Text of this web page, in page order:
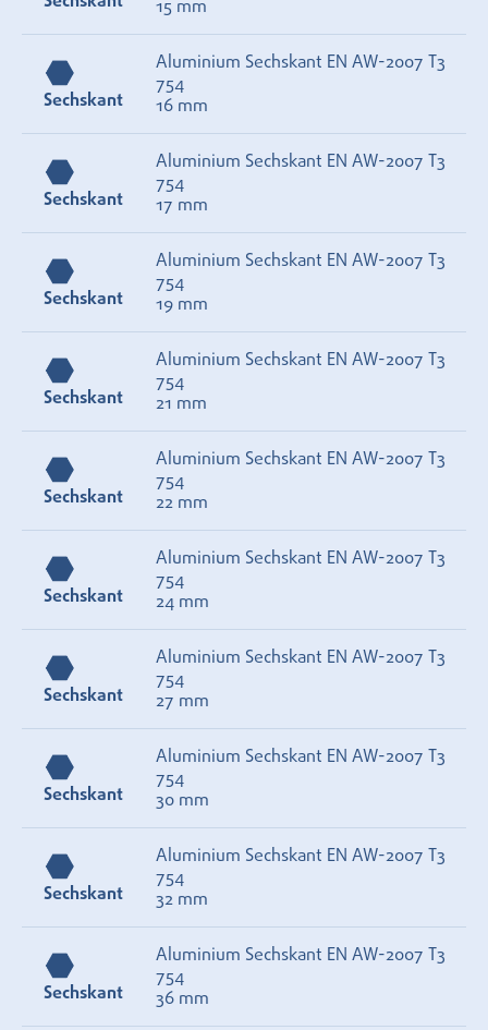
15 mm
Sechskant
Aluminium Sechskant EN AW-2007 T3
754
16 mm
Sechskant
Aluminium Sechskant EN AW-2007 T3
754
17 mm
Sechskant
Aluminium Sechskant EN AW-2007 T3
754
19 mm
Sechskant
Aluminium Sechskant EN AW-2007 T3
754
21 mm
Sechskant
Aluminium Sechskant EN AW-2007 T3
754
22 mm
Sechskant
Aluminium Sechskant EN AW-2007 T3
754
24 mm
Sechskant
Aluminium Sechskant EN AW-2007 T3
754
27 mm
Sechskant
Aluminium Sechskant EN AW-2007 T3
754
30 mm
Sechskant
Aluminium Sechskant EN AW-2007 T3
754
32 mm
Sechskant
Aluminium Sechskant EN AW-2007 T3
754
36 mm